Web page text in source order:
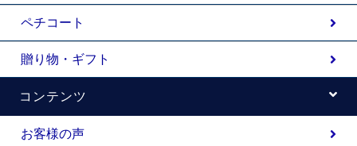
ペチコート
贈り物・ギフト
コンテンツ
お客様の声